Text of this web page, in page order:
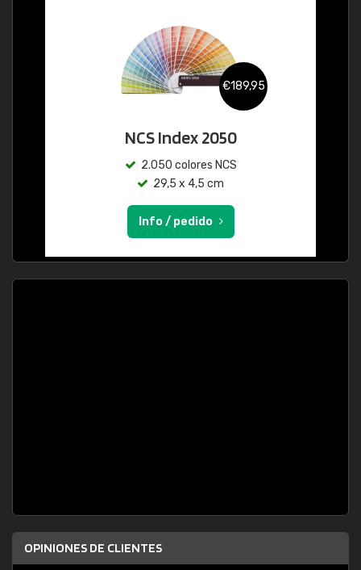
€189,95
NCS Index 2050
2.050 colores NCS
29,5 x 4,5 cm
Info / pedido
OPINIONES DE CLIENTES